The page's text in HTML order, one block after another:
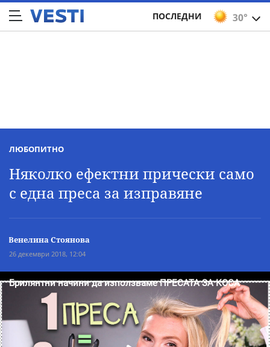
30°
ПОСЛЕДНИ
ЛЮБОПИТНО
Няколко ефектни прически само
с една преса за изправяне
Венелина Стоянова
26 декември 2018, 12:04